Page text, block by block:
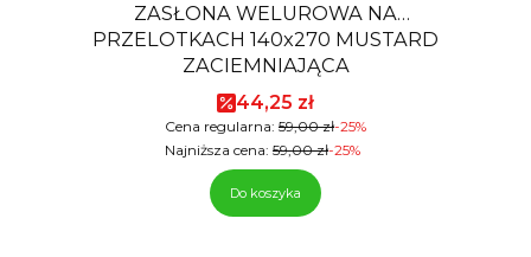
ZASŁONA WELUROWA NA
PRZELOTKACH 140x270 MUSTARD
ZACIEMNIAJĄCA
Cena promocyjna
44,25 zł
Cena regularna: 59,00 zł-25%
Najniższa cena: 59,00 zł-25%
Do koszyka